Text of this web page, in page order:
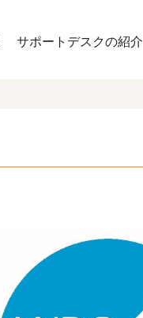
サポートデスクの紹介